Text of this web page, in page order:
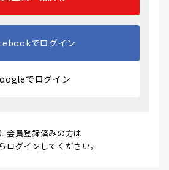
でログイン
でログイン
会員登録済みの方は
ログイン してください。